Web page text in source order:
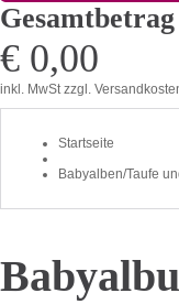
Gesamtbetrag
€ 0,00
inkl. MwStzzgl.
Startseite
Babyalben/Taufe